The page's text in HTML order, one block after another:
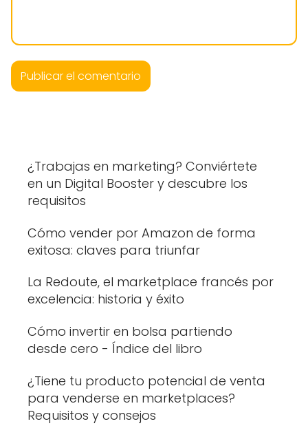
¿Trabajas en marketing? Conviértete
en un Digital Booster y descubre los
requisitos
Cómo vender por Amazon de forma
exitosa: claves para triunfar
La Redoute, el marketplace francés por
excelencia: historia y éxito
Cómo invertir en bolsa partiendo
desde cero - Índice del libro
¿Tiene tu producto potencial de venta
para venderse en marketplaces?
Requisitos y consejos